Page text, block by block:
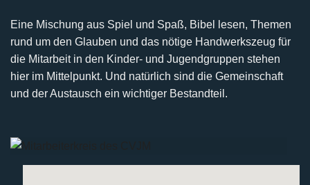
Eine Mischung aus Spiel und Spaß, Bibel lesen, Themen
rund um den Glauben und das nötige Handwerkszeug für
die Mitarbeit in den Kinder- und Jugendgruppen stehen
hier im Mittelpunkt. Und natürlich sind die Gemeinschaft
und der Austausch ein wichtiger Bestandteil.